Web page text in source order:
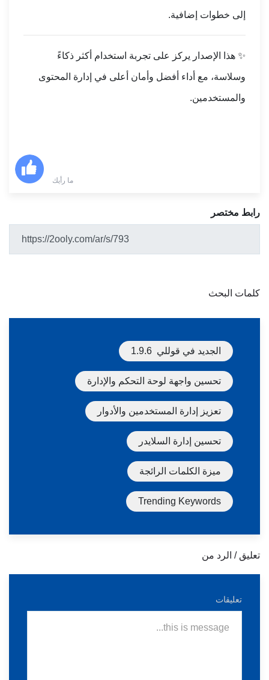
إلى خطوات إضافية.
✨ هذا الإصدار يركز على تجربة استخدام أكثر ذكاءً
وسلاسة، مع أداء أفضل وأمان أعلى في إدارة المحتوى
والمستخدمين.
ما رأيك
رابط مختصر
كلمات البحث
الجديد في قوللي 1.9.6
تحسين واجهة لوحة التحكم والإدارة
تعزيز إدارة المستخدمين والأدوار
تحسين إدارة السلايدر
ميزة الكلمات الرائجة
Trending Keywords
تعليق / الرد من
تعليقات